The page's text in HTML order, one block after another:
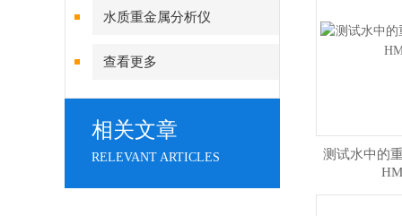
水质重金属分析仪
查看更多
相关文章
RELEVANT ARTICLES
测试水中的